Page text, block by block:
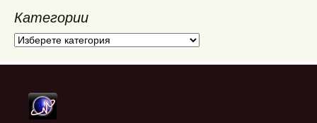
Категории
Категории